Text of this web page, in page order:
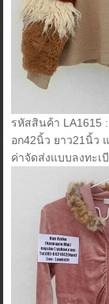
รหัสสินค้า LA1615
อก42นิ้ว ยาว21นิ้ว
ค่าจัดส่งแบบลงทะเ